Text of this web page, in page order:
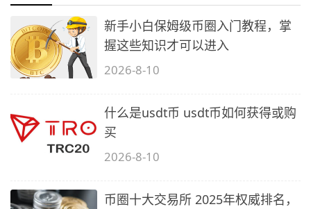
新手小白保姆级币圈入门教程，掌
握这些知识才可以进入
2026-8-10
什么是usdt币 usdt币如何获得或购
买
2026-8-10
币圈十大交易所 2025年权威排名，